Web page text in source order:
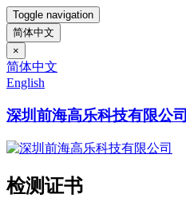
Toggle navigation
简体中文
×
简体中文
English
深圳前海高乐科技有限公司
检测证书